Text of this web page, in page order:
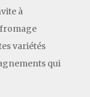
à
variétés
qui